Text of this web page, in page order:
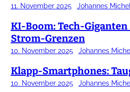
11. November 2025 Johannes Michel
KI-Boom: Tech-
Strom-Grenzen
10. November 2025 Johannes
Klapp-Smartphones:
10. November 2025 Johannes